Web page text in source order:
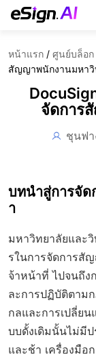
หน้าแรก / ศูนย์บล็อก
สัญญาพนักงานมหาวิ
จัดการ
ชุนฟา
บทนำสู่การจั
า
มหาวิทยาลัยและ
รในการจัดการสั
จ้าหน้าที่ ไปจนถึง
ละการปฏิบัติตาม
กลและการเปลี่ย
บบดั้งเดิมนั้นไม่มี
และช้า เครื่องมือ